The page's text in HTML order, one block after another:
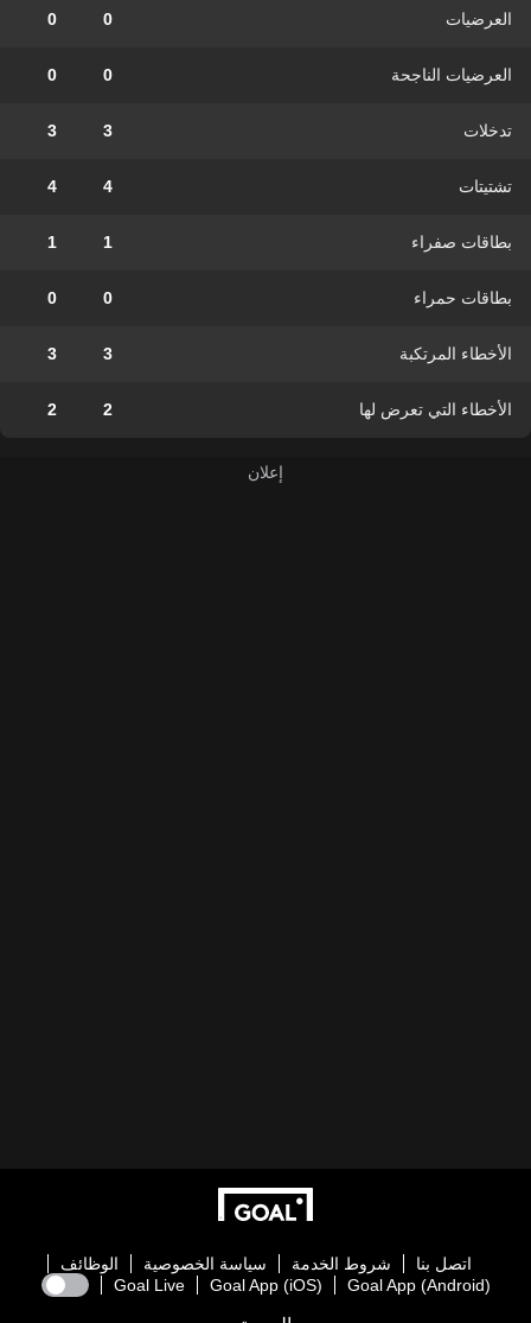
العرضيات 0
0
العرضيات الناجحة 0
0
تدخلات 3
3
تشتيتات 4
4
بطاقات صفراء 1
1
بطاقات حمراء 0
0
الأخطاء المرتكبة 3
3
الأخطاء التي تعرض لها 2
2
اتصل بنا شروط الخدمة سياسة الخصوصية
الوظائف
Goal App (Android)
Goal App (iOS)
Goal Live